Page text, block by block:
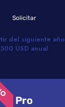
Solicitar
del siguiente año
500 USD anual
Pro